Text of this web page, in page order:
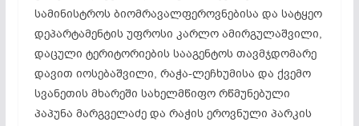
სამინისტროს ბიომრავალფეროვნებისა და სატყეო
დეპარტამენტის უფროსი კარლო ამირგულაშვილი,
დაცული ტერიტორიების სააგენტოს თავმჯდომარე
დავით იოსებაშვილი, რაჭა-ლეჩხუმისა და ქვემო
სვანეთის მხარეში სახელმწიფო რწმუნებული
პაპუნა მარგველაძე და რაჭის ეროვნული პარკის